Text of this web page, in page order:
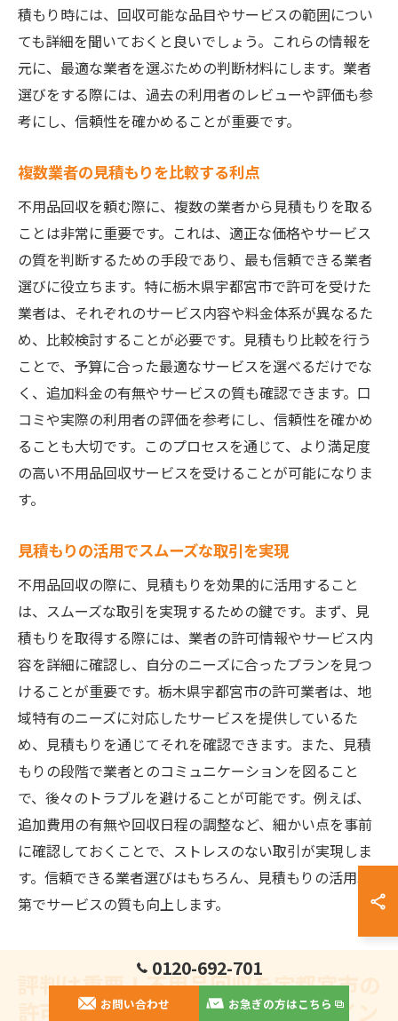
積もり時には、回収可能な品目やサービスの範囲につい
ても詳細を聞いておくと良いでしょう。これらの情報を
元に、最適な業者を選ぶための判断材料にします。業者
選びをする際には、過去の利用者のレビューや評価も参
考にし、信頼性を確かめることが重要です。
複数業者の見積もりを比較する利点
不用品回収を頼む際に、複数の業者から見積もりを取る
ことは非常に重要です。これは、適正な価格やサービス
の質を判断するための手段であり、最も信頼できる業者
選びに役立ちます。特に栃木県宇都宮市で許可を受けた
業者は、それぞれのサービス内容や料金体系が異なるた
め、比較検討することが必要です。見積もり比較を行う
ことで、予算に合った最適なサービスを選べるだけでな
く、追加料金の有無やサービスの質も確認できます。口
コミや実際の利用者の評価を参考にし、信頼性を確かめ
ることも大切です。このプロセスを通じて、より満足度
の高い不用品回収サービスを受けることが可能になりま
す。
見積もりの活用でスムーズな取引を実現
不用品回収の際に、見積もりを効果的に活用すること
は、スムーズな取引を実現するための鍵です。まず、見
積もりを取得する際には、業者の許可情報やサービス内
容を詳細に確認し、自分のニーズに合ったプランを見つ
けることが重要です。栃木県宇都宮市の許可業者は、地
域特有のニーズに対応したサービスを提供しているた
め、見積もりを通じてそれを確認できます。また、見積
もりの段階で業者とのコミュニケーションを図ること
で、後々のトラブルを避けることが可能です。例えば、
追加費用の有無や回収日程の調整など、細かい点を事前
に確認しておくことで、ストレスのない取引が実現しま
す。信頼できる業者選びはもちろん、見積もりの活用次
第でサービスの質も向上します。
評判は重要！不用品回収を宇都宮市の
許可業者に頼む前に確認すべきポイン
0120-692-701
お問い合わせ お急ぎの方はこちら